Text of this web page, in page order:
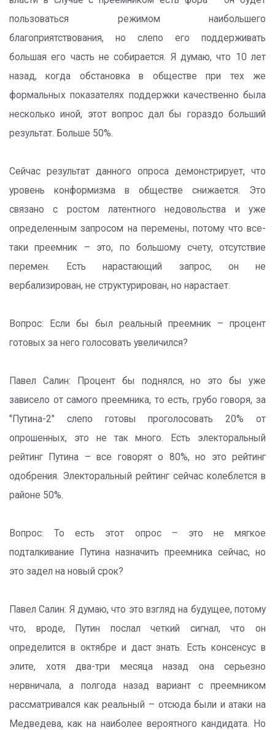
пользоваться режимом наибольшего
благоприятствования, но слепо его поддерживать
большая его часть не собирается. Я думаю, что 10 лет
назад, когда обстановка в обществе при тех же
формальных показателях поддержки качественно была
несколько иной, этот вопрос дал бы гораздо больший
результат. Больше 50%.
Сейчас результат данного опроса демонстрирует, что
уровень конформизма в обществе снижается. Это
связано с ростом латентного недовольства и уже
определенным запросом на перемены, потому что все-
таки преемник – это, по большому счету, отсутствие
перемен. Есть нарастающий запрос, он не
вербализирован, не структурирован, но нарастает.
Вопрос: Если бы был реальный преемник – процент
готовых за него голосовать увеличился?
Павел Салин: Процент бы поднялся, но это бы уже
зависело от самого преемника, то есть, грубо говоря, за
"Путина-2" слепо готовы проголосовать 20% от
опрошенных, это не так много. Есть электоральный
рейтинг Путина – все говорят о 80%, но это рейтинг
одобрения. Электоральный рейтинг сейчас колеблется в
районе 50%.
Вопрос: То есть этот опрос – это не мягкое
подталкивание Путина назначить преемника сейчас, но
это задел на новый срок?
Павел Салин: Я думаю, что это взгляд на будущее, потому
что, вроде, Путин послал четкий сигнал, что он
определится в октябре и даст знать. Есть консенсус в
элите, хотя два-три месяца назад она серьезно
нервничала, а полгода назад вариант с преемником
рассматривался как реальный – отсюда были и атаки на
Медведева, как на наиболее вероятного кандидата. Но